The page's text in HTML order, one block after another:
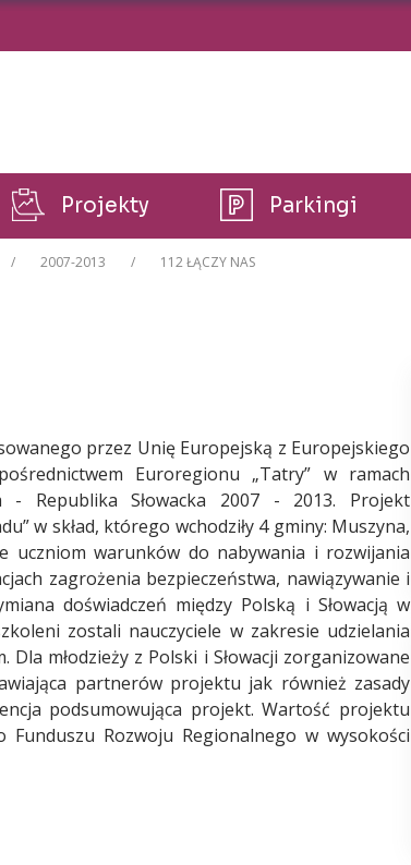
Projekty Parkingi
2007-2013 112 ŁĄCZY NAS
przez Unię Europejską z Europejskiego
Euroregionu „Tatry” w ramach
- Republika Słowacka 2007 - 2013. Projekt
w skład, którego wchodziły 4 gminy: Muszyna,
uczniom warunków do nabywania i rozwijania
zagrożenia bezpieczeństwa, nawiązywanie i
doświadczeń między Polską i Słowacją w
zostali nauczyciele w zakresie udzielania
młodzieży z Polski i Słowacji zorganizowane
partnerów projektu jak również zasady
podsumowująca projekt. Wartość projektu
Rozwoju Regionalnego w wysokości